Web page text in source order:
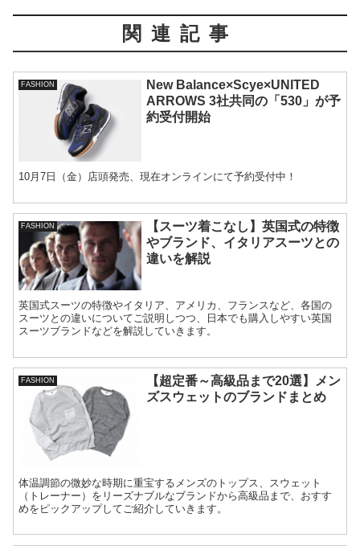
関連記事
FASHION
New Balance×Scye×UNITED
ARROWS 3社共同の「530」が予
約受付開始
10月7日（金）店頭発売、現在オンラインにて予約受付中！
FASHION
【スーツ着こなし】英国式の特徴
やブランド、イタリアスーツとの
違いを解説
英国式スーツの特徴やイタリア、アメリカ、フランスなど、各国の
スーツとの違いについてご説明しつつ、日本でも購入しやすい英国
スーツブランドなどを解説していきます。
FASHION
【超定番～高級品まで20選】メン
ズスウェットのブランドまとめ
体温調節の微妙な時期に重宝するメンズのトップス、スウェット
（トレーナー）をリーズナブルなブランドから高級品まで、おすす
めをピックアップしてご紹介していきます。